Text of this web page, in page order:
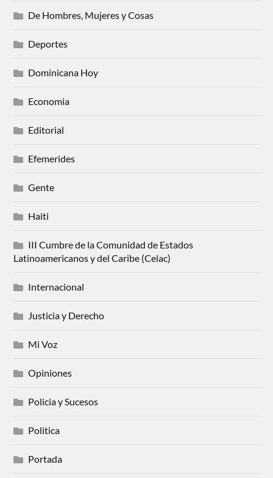
De Hombres, Mujeres y Cosas
Deportes
Dominicana Hoy
Economia
Editorial
Efemerides
Gente
Haiti
III Cumbre de la Comunidad de Estados
Latinoamericanos y del Caribe (Celac)
Internacional
Justicia y Derecho
Mi Voz
Opiniones
Policia y Sucesos
Politica
Portada